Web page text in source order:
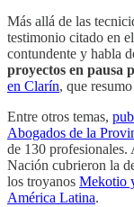
Más allá de las
testimonio citado en
contundente y habla
proyectos en pausa
en Clarín, que
Entre otros temas,
Abogados de la
de 130
Nación cubrieron la
los troyanos Mekotio
América Latina.